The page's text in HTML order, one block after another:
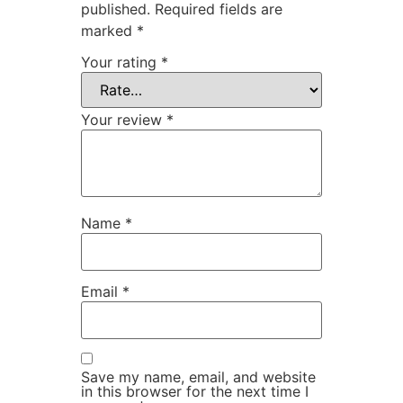
published. Required fields are
marked *
Your rating *
Your review *
Name *
Email *
Save my name, email, and website
in this browser for the next time I